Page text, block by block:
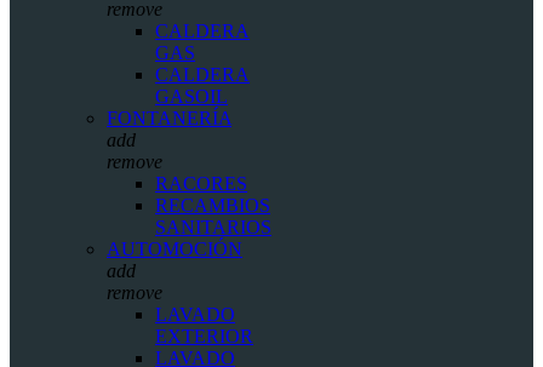
remove
CALDERA
GAS
CALDERA
GASOIL
FONTANERÍA
add
remove
RACORES
RECAMBIOS
SANITARIOS
AUTOMOCIÓN
add
remove
LAVADO
EXTERIOR
LAVADO